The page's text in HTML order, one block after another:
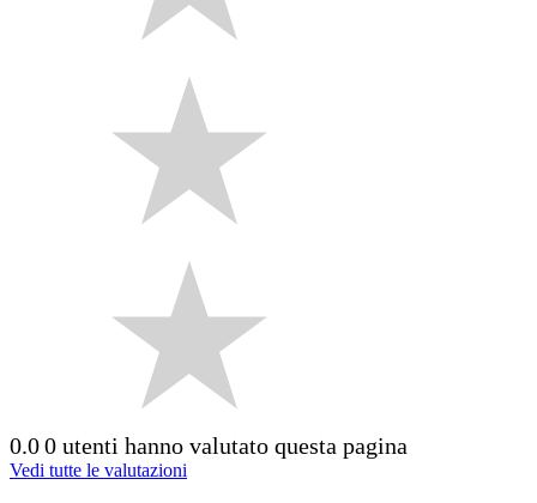
0.00 utenti hanno valutato questa pagina
Vedi tutte le valutazioni